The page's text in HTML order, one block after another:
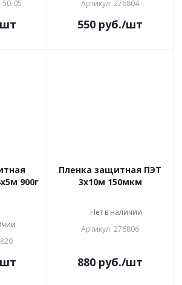
50-05 Артикул: 276804
550 руб./шт
900г
Пленка защитная ПЭТ
3х10м 150мкм
Нет в наличии
Артикул: 276806
880 руб./шт